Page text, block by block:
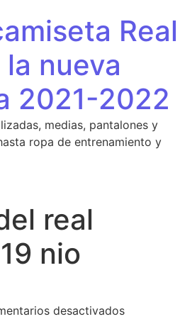
Real
nueva
2021-2022
medias, pantalones y
ropa de entrenamiento y
real
nio
desactivadosen